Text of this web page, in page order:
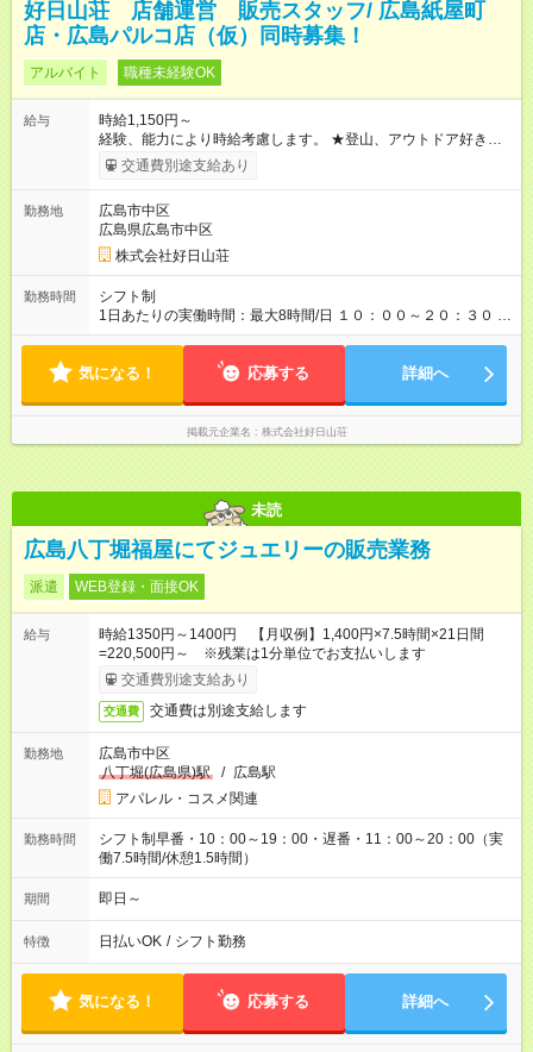
好日山荘 店舗運営 販売スタッフ/ 広島紙屋町
店・広島パルコ店（仮）同時募集！
アルバイト 職種未経験OK
給与
時給1,150円～
経験、能力により時給考慮します。 ★登山、アウトドア好きの
方大歓迎！ ★アパレル業界経験ある方大歓迎！ ★レジ業務経験
ある方優遇します。 ★レギュラー勤務出来る方優遇します。 ★
雇用形態、給与は本採用時と同じです。
交通費別途支給あり
勤務地
広島市中区
広島県広島市中区
株式会社好日山荘
勤務時間
シフト制
1日あたりの実働時間：最大8時間/日 １０：００～２０：３０ 上
記の時間内で 週２～５日 １日４～８Ｈ 勤務出来る方 ※月ご
１０：００～１９：００ 上記の時間で 週４～５日 １日６～８
気になる！ 応募する 詳細へ
掲載元企業名 株式会社好日山荘
未読
広島八丁堀福屋にてジュエリーの販売業務
派遣 WEB登録・面接OK
給与
時給1350円～1400円 【月収例】1,400円×7.5時間×21日間
=220,500円～ ※残業は1分単位でお支払いします
交通費別途支給あり
交通費 交通費は別途支給します
勤務地
広島市中区
八丁堀(広島県)駅
/ 広島駅
アパレル・コスメ関連
勤務時間
シフト制早番・10：00～19：00・遅番・11：00～20：00（実
働7.5時間/休憩1.5時間）
期間 即日～
特徴 日払いOK / シフト勤務
気になる！ 応募する 詳細へ